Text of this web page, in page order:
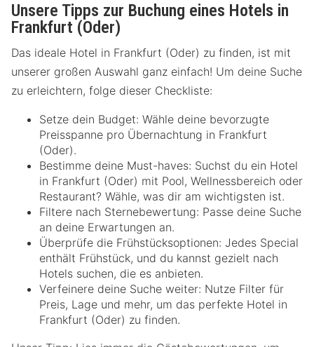
Unsere Tipps zur Buchung eines Hotels in
Frankfurt (Oder)
Das ideale Hotel in Frankfurt (Oder) zu finden, ist mit
unserer großen Auswahl ganz einfach! Um deine Suche
zu erleichtern, folge dieser Checkliste:
Setze dein Budget: Wähle deine bevorzugte
Preisspanne pro Übernachtung in Frankfurt
(Oder).
Bestimme deine Must-haves: Suchst du ein Hotel
in Frankfurt (Oder) mit Pool, Wellnessbereich oder
Restaurant? Wähle, was dir am wichtigsten ist.
Filtere nach Sternebewertung: Passe deine Suche
an deine Erwartungen an.
Überprüfe die Frühstücksoptionen: Jedes Special
enthält Frühstück, und du kannst gezielt nach
Hotels suchen, die es anbieten.
Verfeinere deine Suche weiter: Nutze Filter für
Preis, Lage und mehr, um das perfekte Hotel in
Frankfurt (Oder) zu finden.